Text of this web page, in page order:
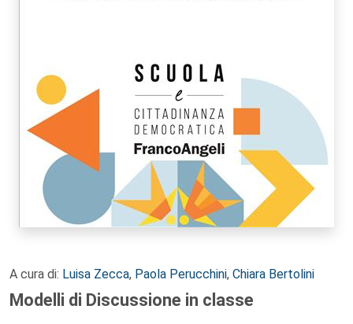
A cura di: Luisa Zecca, Paola Perucchini, Chiara Bertolini
Modelli di Discussione in classe